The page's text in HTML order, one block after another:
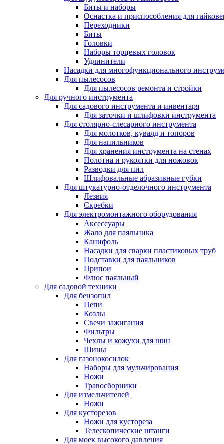
Биты и наборы
Оснастка и приспособления для
Переходники
Биты
Головки
Наборы торцевых головок
Удлинители
Насадки для многофункционального
Для пылесосов
Для пылесосов ремонта и стройки
Для ручного инструмента
Для садового инструмента и инвентаря
Для заточки и шлифовки инструмента
Для столярно-слесарного инструмента
Для молотков, кувалд и топоров
Для напильников
Для хранения инструмента на стенах
Полотна и рукоятки для ножовок
Разводки для пил
Шлифовальные абразивные губки
Для штукатурно-отделочного инструмента
Лезвия
Скребки
Для электромонтажного оборудования
Аксессуары
Жало для паяльника
Канифоль
Насадки для сварки пластиковых труб
Подставки для паяльников
Припои
Флюс паяльный
Для садовой техники
Для бензопил
Цепи
Козлы
Свечи зажигания
Фильтры
Чехлы и кожухи для шин
Шины
Для газонокосилок
Наборы для мульчирования
Ножи
Травосборники
Для измельчителей
Ножи
Для кусторезов
Ножи для кустореза
Телескопические штанги
Для моек высокого давления